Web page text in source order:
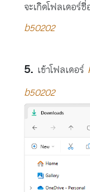
จะเกิดโฟลเดอร์ชื่
b50202
เข้าโฟลเดอร์
b50202